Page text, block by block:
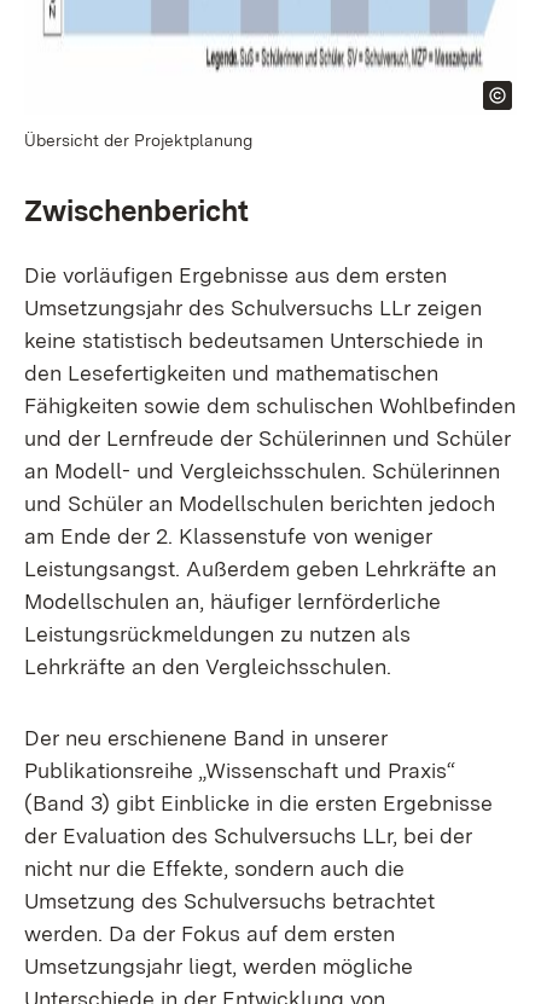
Übersicht der Projektplanung
Zwischenbericht
Die vorläufigen Ergebnisse aus dem ersten
Umsetzungsjahr des Schulversuchs LLr zeigen
keine statistisch bedeutsamen Unterschiede in
den Lesefertigkeiten und mathematischen
Fähigkeiten sowie dem schulischen Wohlbefinden
und der Lernfreude der Schülerinnen und Schüler
an Modell- und Vergleichsschulen. Schülerinnen
und Schüler an Modellschulen berichten jedoch
am Ende der 2. Klassenstufe von weniger
Leistungsangst. Außerdem geben Lehrkräfte an
Modellschulen an, häufiger lernförderliche
Leistungsrückmeldungen zu nutzen als
Lehrkräfte an den Vergleichsschulen.
Der neu erschienene Band in unserer
Publikationsreihe „Wissenschaft und Praxis“
(Band 3) gibt Einblicke in die ersten Ergebnisse
der Evaluation des Schulversuchs LLr, bei der
nicht nur die Effekte, sondern auch die
Umsetzung des Schulversuchs betrachtet
werden. Da der Fokus auf dem ersten
Umsetzungsjahr liegt, werden mögliche
Unterschiede in der Entwicklung von